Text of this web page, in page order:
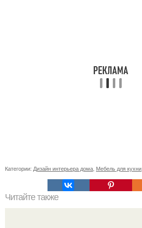
Категории: Дизайн интерьера дома Мебель для кухни
Читайте также